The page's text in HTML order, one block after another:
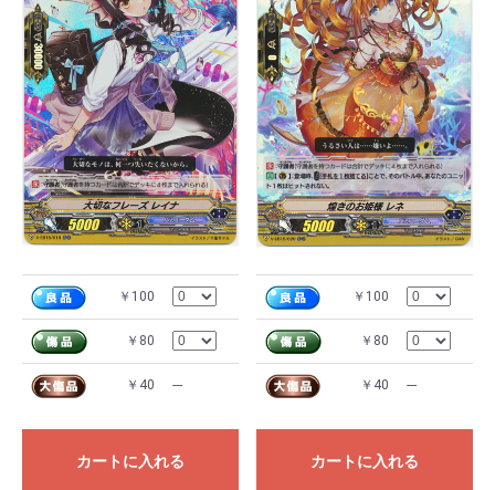
￥100
￥80
￥40 ---
カートに入れる
￥100
￥80
￥40 ---
カートに入れる